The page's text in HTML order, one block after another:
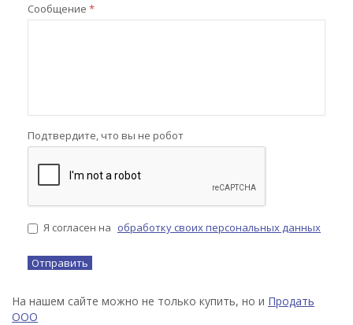
Сообщение *
Подтвердите, что вы не робот
Я согласен на обработку своих персональных данных
На нашем сайте можно не только купить, но и Продать
ООО